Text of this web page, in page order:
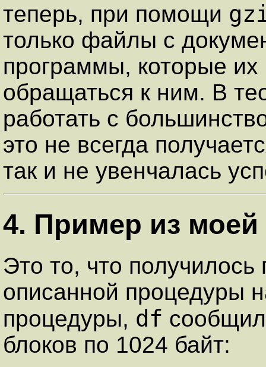
теперь, при помощи
только файлы с
программы, которые их
обращаться к ним. В
работать с
это не всегда
так и не увенчалась
4. Пример из моей
Это то, что
описанной процедуры
процедуры, df
блоков по 1024 байт: